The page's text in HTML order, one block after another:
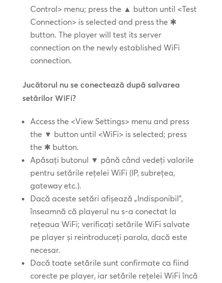
Control> menu; press the ▲ button until <Test
Connection> is selected and press the ✱
button. The player will test its server
connection on the newly established WiFi
connection.
Jucătorul nu se conectează după salvarea
setărilor WiFi?
Access the <View Settings> menu and press
the ▼ button until <WiFi> is selected; press
the ✱ button.
Apăsați butonul ▼ până când vedeți valorile
pentru setările rețelei WiFi (IP, subrețea,
gateway etc.).
Dacă aceste setări afișează „Indisponibil”,
înseamnă că playerul nu s-a conectat la
rețeaua WiFi; verificați setările WiFi salvate
pe player și reintroduceți parola, dacă este
necesar.
Dacă toate setările sunt confirmate ca fiind
corecte pe player, iar setările rețelei WiFi încă